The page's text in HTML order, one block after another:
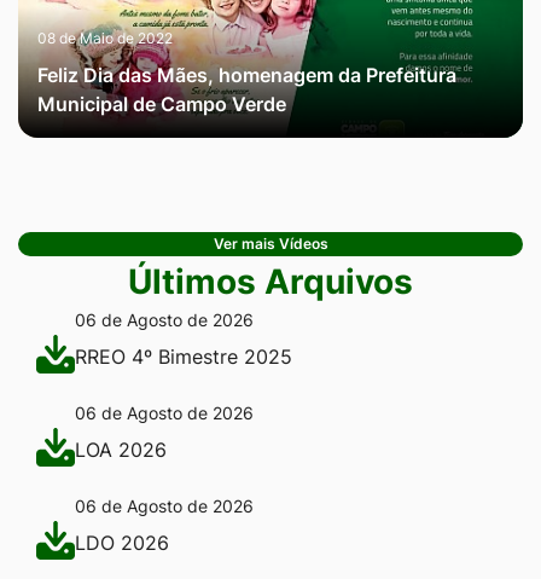
08 de Maio de 2022
Feliz Dia das Mães, homenagem da Prefeitura
Municipal de Campo Verde
Ver mais Vídeos
Últimos Arquivos
06 de Agosto de 2026
RREO 4º Bimestre 2025
06 de Agosto de 2026
LOA 2026
06 de Agosto de 2026
LDO 2026